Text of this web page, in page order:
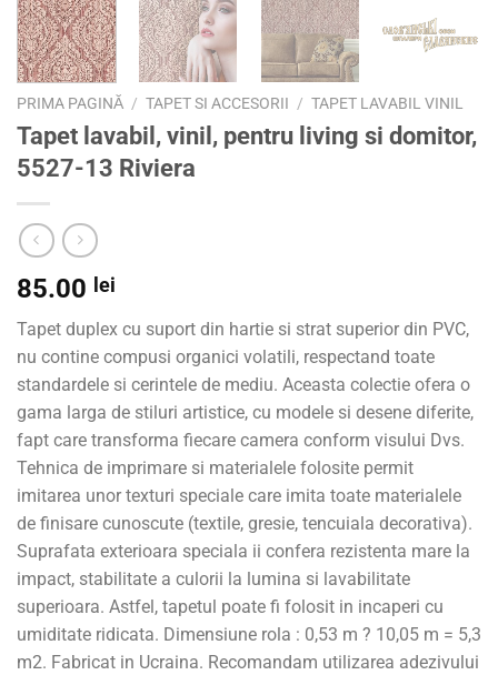
PRIMA PAGINĂ / TAPET SI ACCESORII / TAPET LAVABIL VINIL
Tapet lavabil, vinil, pentru living si domitor,
5527-13 Riviera
85.00 lei
Tapet duplex cu suport din hartie si strat superior din PVC,
nu contine compusi organici volatili, respectand toate
standardele si cerintele de mediu. Aceasta colectie ofera o
gama larga de stiluri artistice, cu modele si desene diferite,
fapt care transforma fiecare camera conform visului Dvs.
Tehnica de imprimare si materialele folosite permit
imitarea unor texturi speciale care imita toate materialele
de finisare cunoscute (textile, gresie, tencuiala decorativa).
Suprafata exterioara speciala ii confera rezistenta mare la
impact, stabilitate a culorii la lumina si lavabilitate
superioara. Astfel, tapetul poate fi folosit in incaperi cu
umiditate ridicata. Dimensiune rola : 0,53 m ? 10,05 m = 5,3
m2. Fabricat in Ucraina. Recomandam utilizarea adezivului